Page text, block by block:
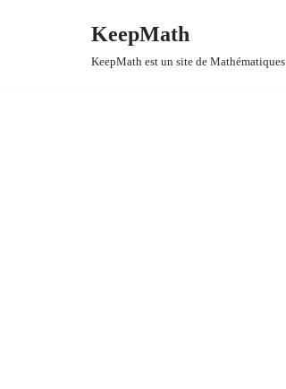
KeepMath
KeepMath est un site de Mathématiques